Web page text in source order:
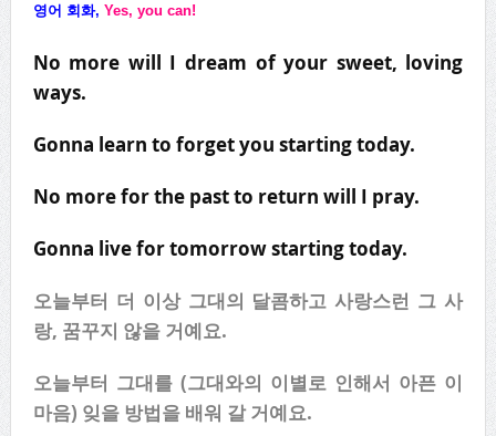
영어 회화, Yes, you can!
No more will I dream of your sweet, loving
ways.
Gonna learn to forget you starting today.
No more for the past to return will I pray.
Gonna live for tomorrow starting today.
오늘부터 더 이상 그대의 달콤하고 사랑스런 그 사
랑, 꿈꾸지 않을 거예요.
오늘부터 그대를 (그대와의 이별로 인해서 아픈 이
마음) 잊을 방법을 배워 갈 거예요.